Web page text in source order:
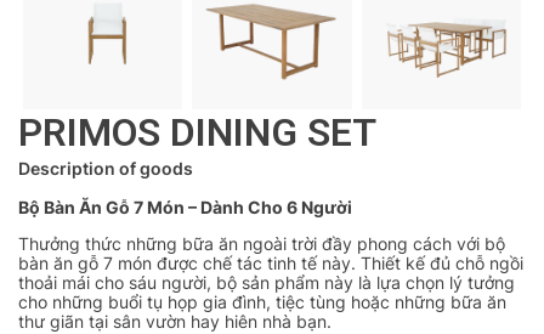
PRIMOS DINING SET
Description of goods
Bộ Bàn Ăn Gỗ 7 Món – Dành Cho 6 Người
Thưởng thức những bữa ăn ngoài trời đầy phong cách với bộ
bàn ăn gỗ 7 món được chế tác tinh tế này. Thiết kế đủ chỗ ngồi
thoải mái cho sáu người, bộ sản phẩm này là lựa chọn lý tưởng
cho những buổi tụ họp gia đình, tiệc tùng hoặc những bữa ăn
thư giãn tại sân vườn hay hiên nhà bạn.